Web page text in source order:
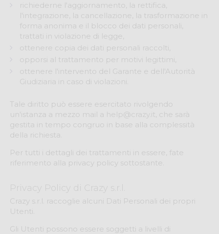
richiederne l'aggiornamento, la rettifica,
l'integrazione, la cancellazione, la trasformazione in
forma anonima e il blocco dei dati personali,
trattati in violazione di legge,
ottenere copia dei dati personali raccolti,
opporsi al trattamento per motivi legittimi,
ottenere l'intervento del Garante e dell'Autorità
Giudiziaria in caso di violazioni.
Tale diritto può essere esercitato rivolgendo
un'istanza a mezzo mail a help@crazy.it , che sarà
gestita in tempo congruo in base alla complessità
della richiesta.
Per tutti i dettagli dei trattamenti in essere, fate
riferimento alla privacy policy sottostante.
Privacy Policy di Crazy s.r.l.
Crazy s.r.l. raccoglie alcuni Dati Personali dei propri
Utenti.
Gli Utenti possono essere soggetti a livelli di